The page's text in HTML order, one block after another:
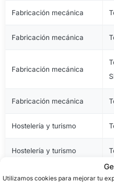
Utilizamos cookies para mejorar tu
Fabricación mecánica
Fabricación mecánica
Fabricación mecánica
Fabricación mecánica
Hostelería y turismo
Hostelería y turismo
Hostelería y turismo